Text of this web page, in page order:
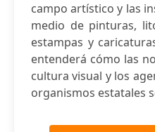
campo artístico y las
medio de pinturas,
estampas y
entenderá cómo las
cultura visual y los
organismos estatales